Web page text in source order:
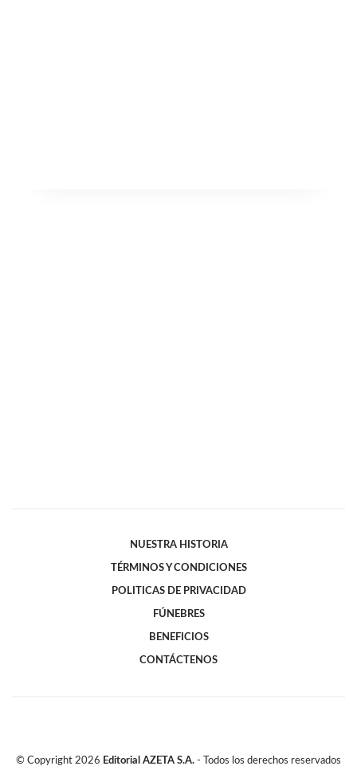
NUESTRA HISTORIA
TÉRMINOS Y CONDICIONES
POLITICAS DE PRIVACIDAD
FÚNEBRES
BENEFICIOS
CONTÁCTENOS
© Copyright 2026 Editorial AZETA S.A. - Todos los derechos reservados